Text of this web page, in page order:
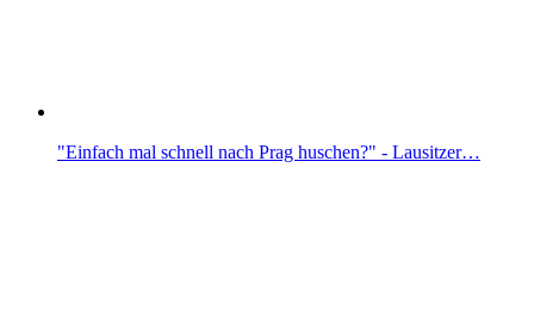
"Einfach mal schnell nach Prag huschen?" - Lausitzer…